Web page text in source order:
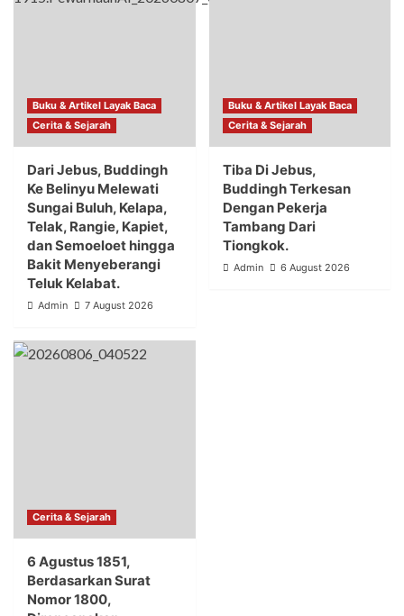
Buku & Artikel Layak Baca
Cerita & Sejarah
Dari Jebus, Buddingh
Ke Belinyu Melewati
Sungai Buluh, Kelapa,
Telak, Rangie, Kapiet,
dan Semoeloet hingga
Bakit Menyeberangi
Teluk Kelabat.
Admin 7 August 2026
Buku & Artikel Layak Baca
Cerita & Sejarah
Tiba Di Jebus,
Buddingh Terkesan
Dengan Pekerja
Tambang Dari
Tiongkok.
Admin 6 August 2026
Cerita & Sejarah
6 Agustus 1851,
Berdasarkan Surat
Nomor 1800,